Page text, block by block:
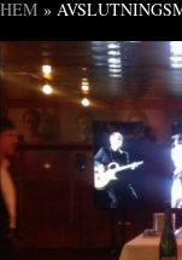
Du är här
HEM »